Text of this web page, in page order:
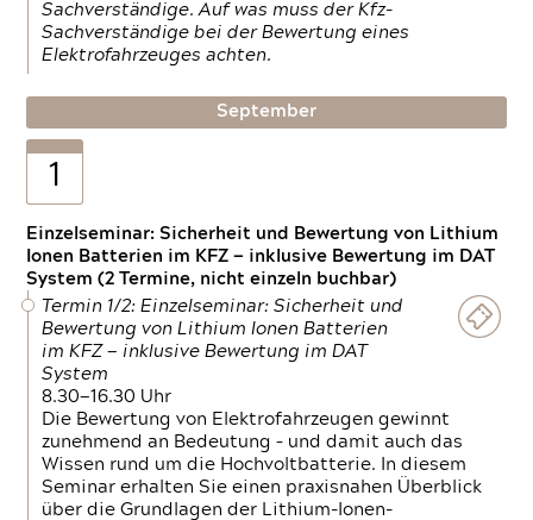
Sachverständige. Auf was muss der Kfz-
Sachverständige bei der Bewertung eines
Elektrofahrzeuges achten.
September
1
Einzelseminar: Sicherheit und Bewertung von Lithium
Ionen Batterien im KFZ — inklusive Bewertung im DAT
System (2 Termine, nicht einzeln buchbar)
Termin 1/2: Einzelseminar: Sicherheit und
Bewertung von Lithium Ionen Batterien
im KFZ — inklusive Bewertung im DAT
System
8.30—16.30 Uhr
Die Bewertung von Elektrofahrzeugen gewinnt
zunehmend an Bedeutung – und damit auch das
Wissen rund um die Hochvoltbatterie. In diesem
Seminar erhalten Sie einen praxisnahen Überblick
über die Grundlagen der Lithium-Ionen-